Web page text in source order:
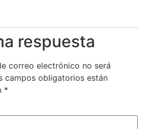
respuesta
correo electrónico no será
campos obligatorios están
*